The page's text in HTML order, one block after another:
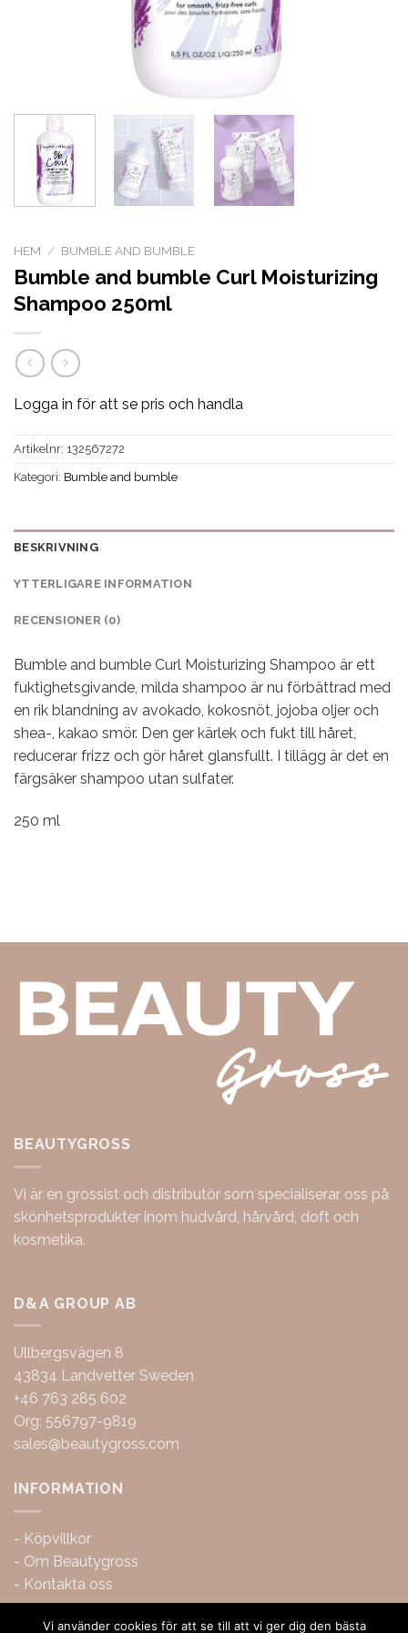
HEM / BUMBLE AND BUMBLE
Bumble and bumble Curl Moisturizing
Shampoo 250ml
Logga in för att se pris och handla
Artikelnr: 132567272
Kategori: Bumble and bumble
BESKRIVNING
YTTERLIGARE INFORMATION
RECENSIONER (0)
Bumble and bumble Curl Moisturizing Shampoo är ett
fuktighetsgivande, milda shampoo är nu förbättrad med
en rik blandning av avokado, kokosnöt, jojoba oljer och
shea-, kakao smör. Den ger kärlek och fukt till håret,
reducerar frizz och gör håret glansfullt. I tillägg är det en
färgsäker shampoo utan sulfater.
250 ml
BEAUTYGROSS
Vi är en grossist och distributör som specialiserar oss på
skönhetsprodukter inom hudvård, hårvård, doft och
kosmetika.
D&A GROUP AB
Ullbergsvägen 8
43834 Landvetter Sweden
+46 763 285 602
Org: 556797-9819
sales@beautygross.com
INFORMATION
- Köpvillkor
- Om Beautygross
- Kontakta oss
Vi använder cookies för att se till att vi ger dig den bästa